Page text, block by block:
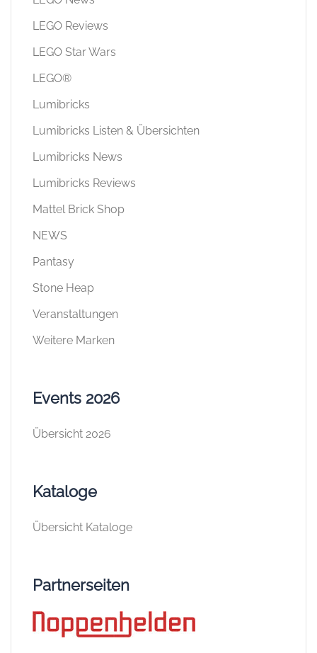
LEGO Reviews
LEGO Star Wars
LEGO®
Lumibricks
Lumibricks Listen & Übersichten
Lumibricks News
Lumibricks Reviews
Mattel Brick Shop
NEWS
Pantasy
Stone Heap
Veranstaltungen
Weitere Marken
Events 2026
Übersicht 2026
Kataloge
Übersicht Kataloge
Partnerseiten